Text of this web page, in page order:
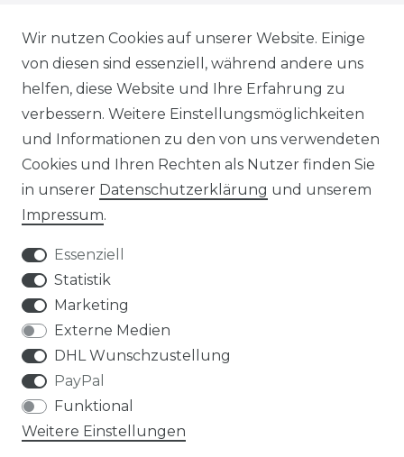
STELLENANGEBOTE
NEWSLETTER
Impressum
AGB
VERTRAG WIDERRUFEN
Wir nutzen Cookies auf unserer Website. Einige
von diesen sind essenziell, während andere uns
helfen, diese Website und Ihre Erfahrung zu
verbessern. Weitere Einstellungsmöglichkeiten
und Informationen zu den von uns verwendeten
Cookies und Ihren Rechten als Nutzer finden Sie
in unserer Daten­schutz­erklärung und unserem
Impressum.
Essenziell
Statistik
Marketing
Externe Medien
DHL Wunschzustellung
PayPal
Funktional
Weitere Einstellungen